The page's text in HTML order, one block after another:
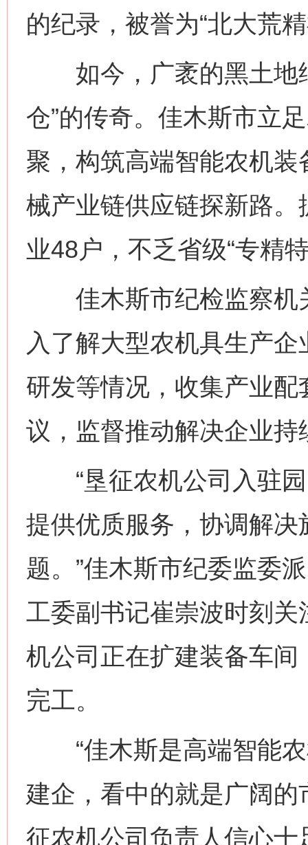
的纪录，被誉为“北大荒
如今，广袤的黑土地继
仓”的传奇。佳木斯市立
聚，构筑高端智能农机
械产业链供应链探新路
业48户，不乏省级“专精
佳木斯市纪检监察机
入了解大型农机具生产
研发等情况，收集产业
议，监督推动解决企业
“垦征农机公司入驻园
提供优质服务，协调解
题。”佳木斯市纪委监委
工委副书记崔崇波时刻
机公司正在扩建装备车
完工。
“佳木斯是高端智能农
建企，看中的就是广阔的
征农机公司负责人信心十